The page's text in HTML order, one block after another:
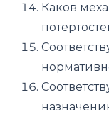
Каков